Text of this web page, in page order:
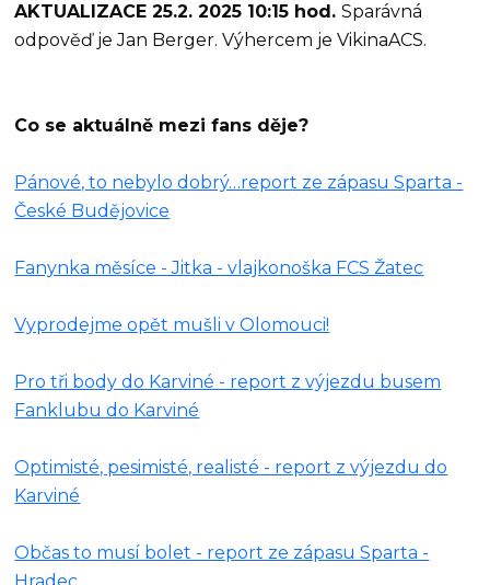
AKTUALIZACE 25.2. 2025 10:15 hod.Sparávná
odpověď je Jan Berger. Výhercem je VikinaACS.
Co se aktuálně mezi fans děje?
Pánové, to nebylo dobrý…report ze zápasu Sparta -
České Budějovice
Fanynka měsíce - Jitka - vlajkonoška FCS Žatec
Vyprodejme opět mušli v Olomouci!
Pro tři body do Karviné - report z výjezdu busem
Fanklubu do Karviné
Optimisté, pesimisté, realisté - report z výjezdu do
Karviné
Občas to musí bolet - report ze zápasu Sparta -